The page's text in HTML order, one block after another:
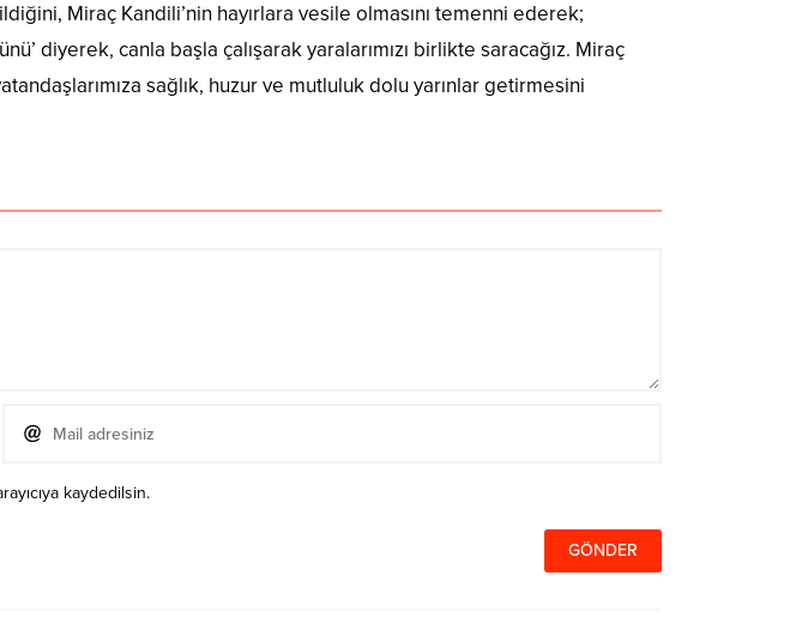
Miraç Kandili’nin hayırlara vesile olmasını temenni ederek;
diyerek, canla başla çalışarak yaralarımızı birlikte saracağız. Miraç
sağlık, huzur ve mutluluk dolu yarınlar getirmesini
kaydedilsin.